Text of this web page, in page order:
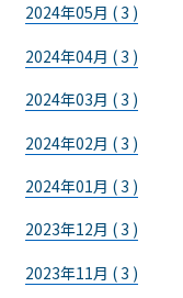
2024年05月 ( 3 )
2024年04月 ( 3 )
2024年03月 ( 3 )
2024年02月 ( 3 )
2024年01月 ( 3 )
2023年12月 ( 3 )
2023年11月 ( 3 )